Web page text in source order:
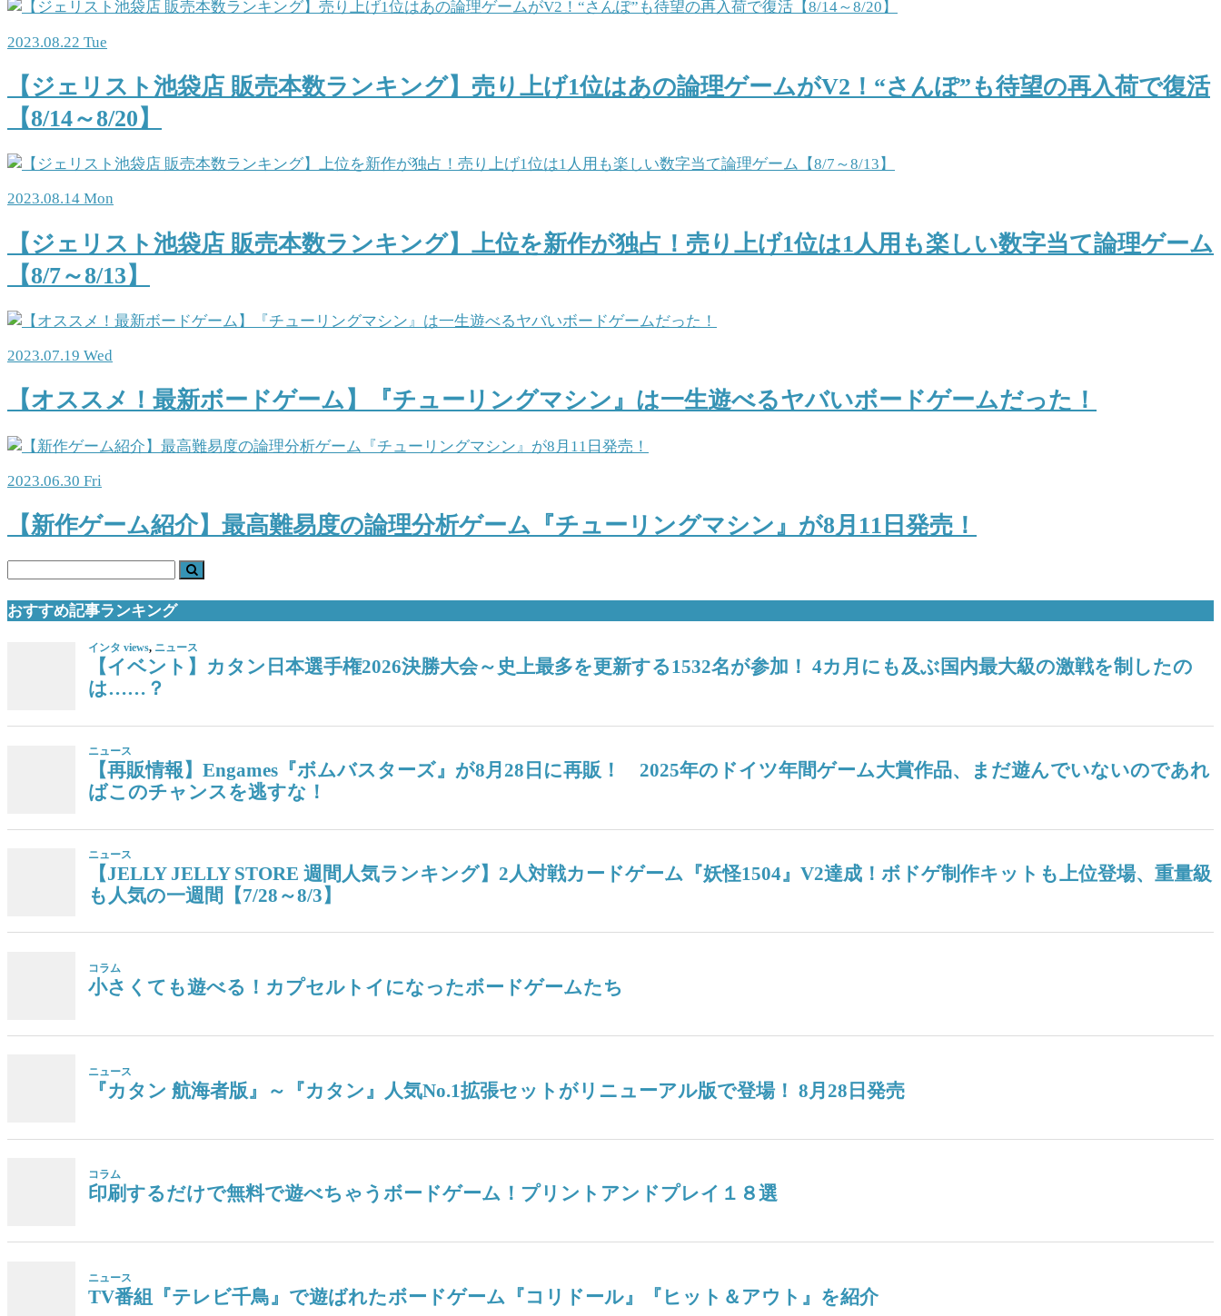
2023.08.22 Tue
【ジェリスト池袋店 販売本数ランキング】売り上げ1位はあの論理ゲームがV2！“さんぽ”も待望の再入荷で復活
【8/14～8/20】
2023.08.14 Mon
【ジェリスト池袋店 販売本数ランキング】上位を新作が独占！売り上げ1位は1人用も楽しい数字当て論理ゲーム
【8/7～8/13】
2023.07.19 Wed
【オススメ！最新ボードゲーム】『チューリングマシン』は一生遊べるヤバいボードゲームだった！
2023.06.30 Fri
【新作ゲーム紹介】最高難易度の論理分析ゲーム『チューリングマシン』が8月11日発売！
おすすめ記事ランキング